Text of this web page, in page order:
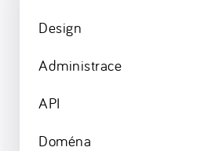
Design
Administrace
API
Doména